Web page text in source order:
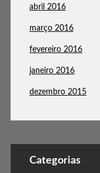
abril 2016
março 2016
fevereiro 2016
janeiro 2016
dezembro 2015
Categorias